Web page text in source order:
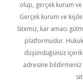
olup, gerçek kurum ve
Gerçek kurum ve
Sitemiz, kar amacı
platformudur.
düşündüğünüz
adresine bildirmeniz